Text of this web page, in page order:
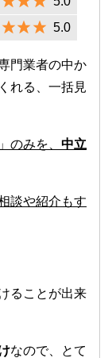
5.0
門業者の中か
れる、一括見
のみを、 中立
談や紹介もす
ることが出来
なので、とて